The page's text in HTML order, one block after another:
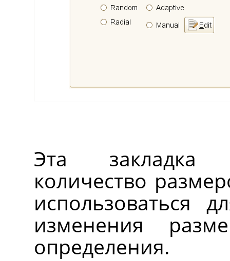
Эта закладка
количество
использоваться
изменения
определения.